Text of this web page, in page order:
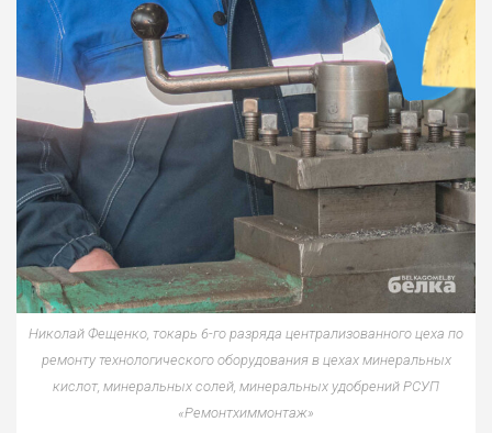
Николай Фещенко, токарь 6-го разряда централизованного цеха по
ремонту техно­логического оборудования в цехах мине­ральных
кислот, минеральных солей, ми­неральных удобрений РСУП
«Ремонтхим­монтаж»